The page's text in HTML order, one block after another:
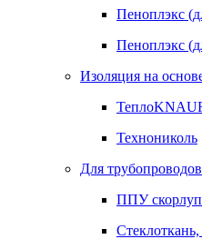
Пеноплэкс
Пеноплэкс
Изоляция на
ТеплоKNAUF
Технониколь
Для трубопроводов
ППУ